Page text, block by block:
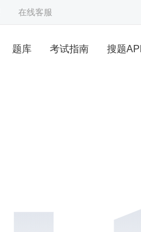
在线客服
题库 考试指南 搜题